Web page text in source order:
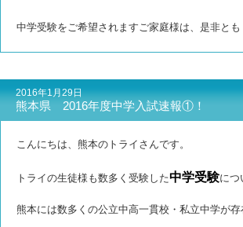
中学受験をご希望されますご家庭様は、是非と
2016年1月29日
熊本県 2016年度中学入試速報①！
こんにちは、熊本のトライさんです。
トライの生徒様も数多く受験した中学受験につ
熊本には数多くの公立中高一貫校・私立中学が存